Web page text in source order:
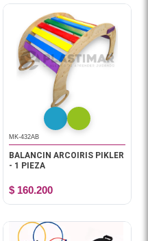
MK-432AB
BALANCIN ARCOIRIS PIKLER
- 1 PIEZA
$ 160.200